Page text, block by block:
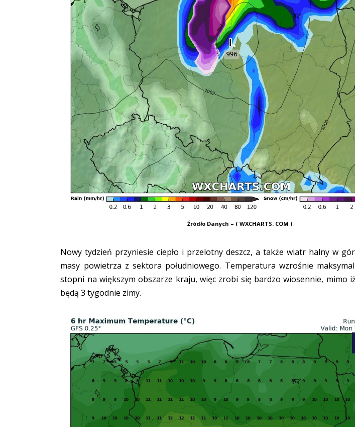
Źródło Danych – ( WXCHARTS. COM )
Nowy tydzień przyniesie ciepło i przelotny deszcz, a także wiatr halny w
masy powietrza z sektora południowego. Temperatura wzrośnie
stopni na większym obszarze kraju, więc zrobi się bardzo wiosennie, mimo
będą 3 tygodnie zimy.